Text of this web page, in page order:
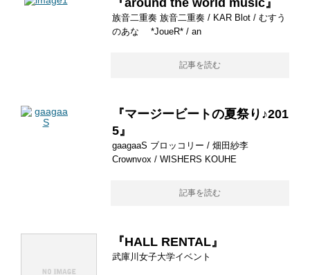
『around the world music』
族音二重奏 族音二重奏 / KAR Blot / むすう
のあな *JoueR* / an
記事を読む
『マージービートの夏祭り♪201
5』
gaagaaS ブロッコリー / 畑田紗李
Crownvox / WISHERS KOUHE
記事を読む
『HALL RENTAL』
武庫川女子大学イベント